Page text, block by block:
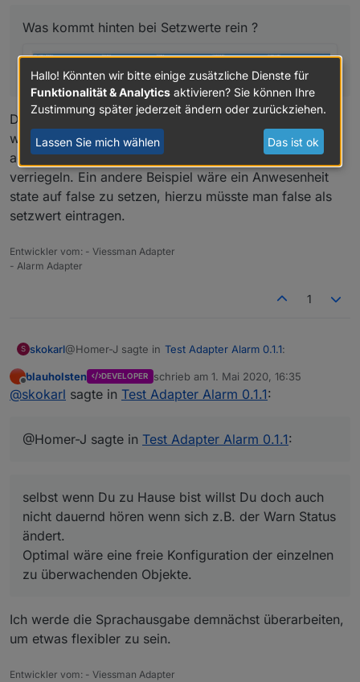
edit :
Was kommt hinten bei Setzwerte rein ?
Was kommt hinten bei Setzwerte rein ?
Das Tab ist dazu da direkt States zu verknüpfen, also
wenn wie in deinen bsp sich der Status des state
activated ändert, kannst du z.b. dein Türschloß
verriegeln. Ein andere Beispiel wäre ein Anwesenheit
state auf false zu setzen, hierzu müsste man false als
setzwert eintragen.
Entwickler vom: - Viessman Adapter
- Alarm Adapter
1
S skokarl@Homer-J sagte in Test Adapter Alarm 0.1.1:
Hallo @ blauholstenDie Sprachausgabe macht ja
soll heißen eigentlich brauche ich wenn ich die
richtig sinn macht es wenn ich jetzt die Nachtruhe
einschalte und dann eine Sprachausgabe kommt
möchte ich ja den Status hören, oder es ändert
sich bei Nachruhe der Status eines Fensters bei
Ich habe die Sprachausgabe z.B. auch an die
Anwesenheit gekoppelt das nur bei Anwesenheit
dauernd hören wenn sich z.B. der Warn Status ändert.
Optimal wäre eine freie Konfiguration der einzelnen zu
Offline
blauholsten DEVELOPER schrieb am 1. Mai 2020, 16:35
zuletzt editiert von
@skokarl sagte in Test Adapter Alarm 0.1.1:
@Homer-J sagte in Test Adapter Alarm 0.1.1:
selbst wenn Du zu Hause bist willst Du doch auch
nicht dauernd hören wenn sich z.B. der Warn Status
ändert.
Optimal wäre eine freie Konfiguration der einzelnen
zu überwachenden Objekte.
Ich werde die Sprachausgabe demnächst überarbeiten,
um etwas flexibler zu sein.
Entwickler vom: - Viessman Adapter
Hallo! Könnten wir bitte einige zusätzliche Dienste für
Funktionalität & Analytics aktivieren? Sie können Ihre
Zustimmung später jederzeit ändern oder zurückziehen.
Lassen Sie mich wählen Das ist ok